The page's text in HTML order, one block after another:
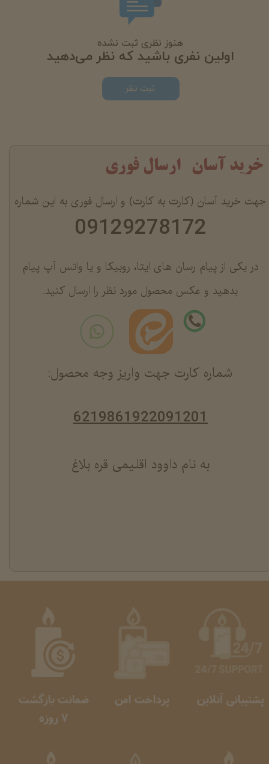
هنوز نظری ثبت نشده
اولین نفری باشید که نظر می‌دهید
ثبت نظر
خرید آسان ارسال فوری
جهت خرید آسان (کارت به کارت) و ارسال فوری به این شماره
09129278172
در یکی از پیام رسان های ایتا، روبیکا و یا واتس آپ پیام
بدهید و عکس محصول مورد نظر را ارسال کنید.
شماره کارت جهت واریز وجه محصول:
6219861922091201
به نام داوود اقلیمی قره بلاغ
ضمانت بازگشت
پرداخت امن پشتیبانی آنلاین